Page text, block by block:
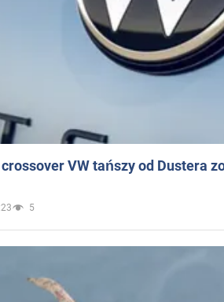
VW tańszy od Dustera
5